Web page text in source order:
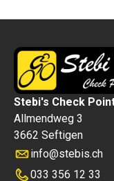
Stebi's Check
Allmendweg 3
3662 Seftigen
info@stebis.ch
033 356 12 33